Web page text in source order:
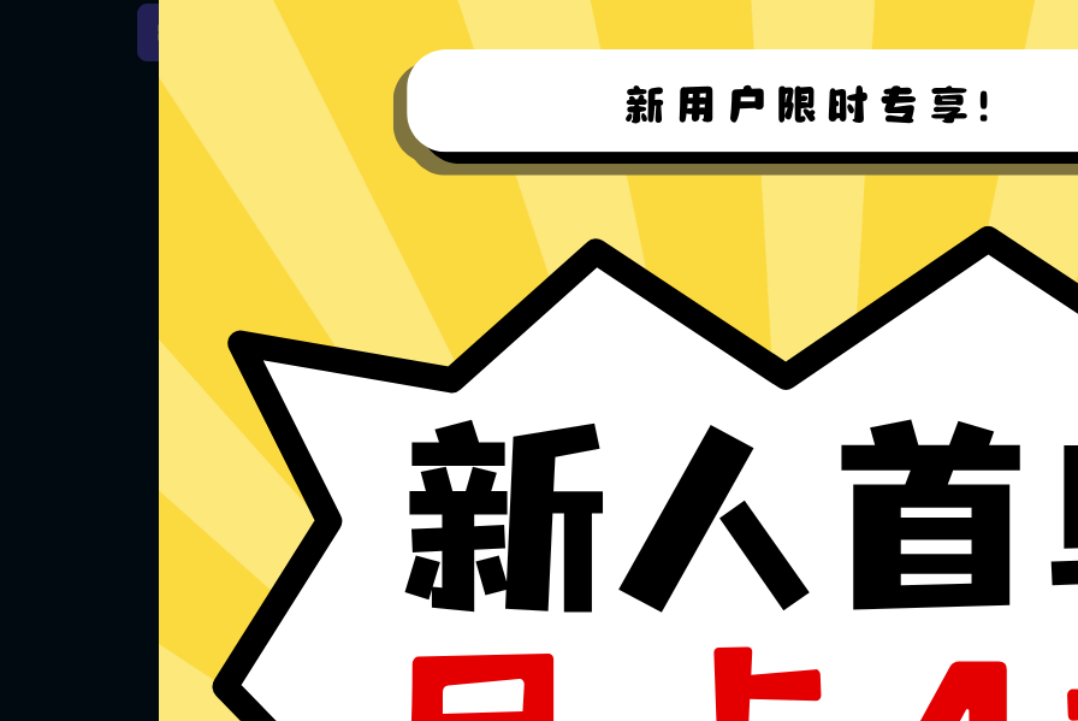
Next加速器Windows下载 Next加速器Mac版下载